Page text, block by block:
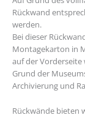
Rückwand
werden.
Bei dieser
Montagekarton in
auf der Vorderseite
Grund der
Archivierung und
Rückwände bieten